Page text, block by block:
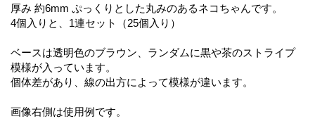
厚み 約6mm ぷっくりとした丸みのあるネコちゃんです。
4個入りと、1連セット（25個入り）
ベースは透明色のブラウン、ランダムに黒や茶のストライプ
模様が入っています。
個体差があり、線の出方によって模様が違います。
画像右側は使用例です。